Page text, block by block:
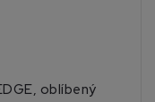
oblíbený